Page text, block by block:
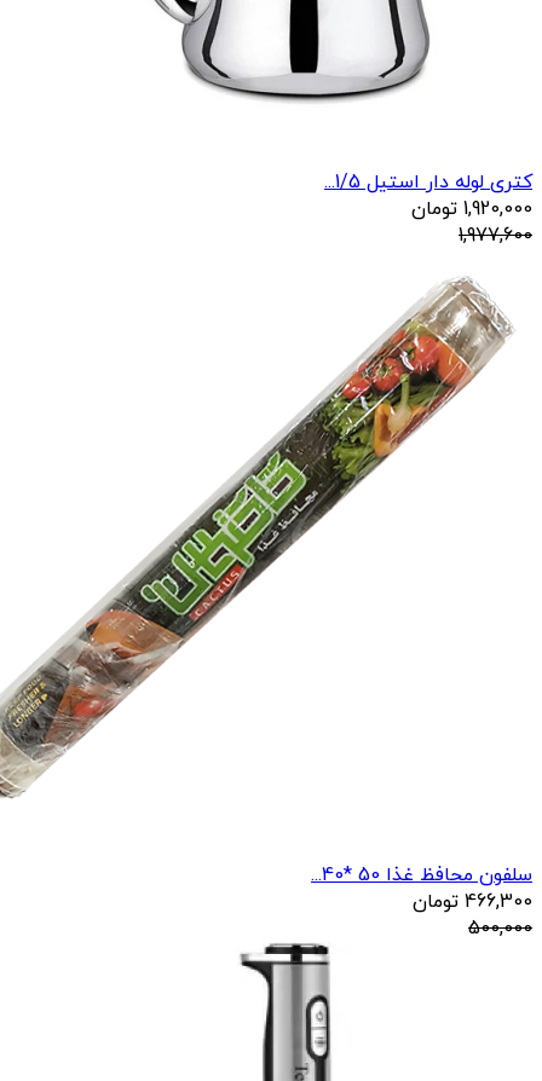
کتری لوله دار استیل 1/5...
1,920,000 تومان
1,977,600
سلفون محافظ غذا 50 *40...
466,300 تومان
500,000